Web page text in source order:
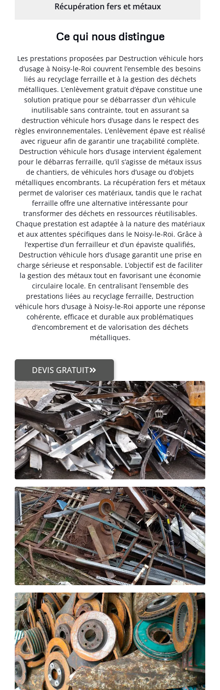
Récupération fers et métaux
Ce qui nous distingue
Les prestations proposées par Destruction véhicule hors
d’usage à Noisy-le-Roi couvrent l’ensemble des besoins
liés au recyclage ferraille et à la gestion des déchets
métalliques. L’enlèvement gratuit d’épave constitue une
solution pratique pour se débarrasser d’un véhicule
inutilisable sans contrainte, tout en assurant sa
destruction véhicule hors d’usage dans le respect des
règles environnementales. L’enlèvement épave est réalisé
avec rigueur afin de garantir une traçabilité complète.
Destruction véhicule hors d’usage intervient également
pour le débarras ferraille, qu’il s’agisse de métaux issus
de chantiers, de véhicules hors d’usage ou d’objets
métalliques encombrants. La récupération fers et métaux
permet de valoriser ces matériaux, tandis que le rachat
ferraille offre une alternative intéressante pour
transformer des déchets en ressources réutilisables.
Chaque prestation est adaptée à la nature des matériaux
et aux attentes spécifiques dans le Noisy-le-Roi. Grâce à
l’expertise d’un ferrailleur et d’un épaviste qualifiés,
Destruction véhicule hors d’usage garantit une prise en
charge sérieuse et responsable. L’objectif est de faciliter
la gestion des métaux tout en favorisant une économie
circulaire locale. En centralisant l’ensemble des
prestations liées au recyclage ferraille, Destruction
véhicule hors d’usage à Noisy-le-Roi apporte une réponse
cohérente, efficace et durable aux problématiques
d’encombrement et de valorisation des déchets
métalliques.
DEVIS GRATUIT